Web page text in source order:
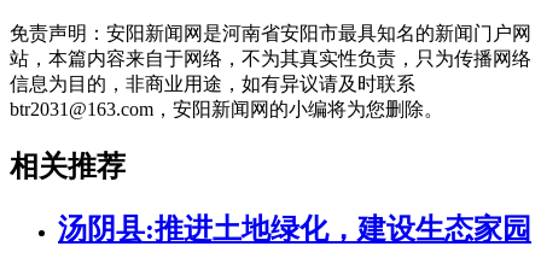
免责声明：安阳新闻网是河南省安阳市最具知名的新闻门户网
站，本篇内容来自于网络，不为其真实性负责，只为传播网络
信息为目的，非商业用途，如有异议请及时联系
btr2031@163.com，安阳新闻网的小编将为您删除。
相关推荐
汤阴县:推进土地绿化，建设生态家园